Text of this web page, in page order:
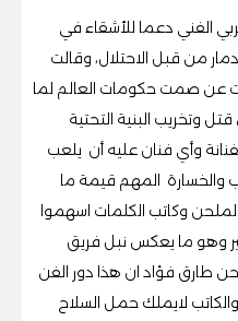
الفني دعما للأشقاء في
من قبل الاحتلال، وقالت
عن صمت حكومات العالم لما
وتخريب البنية التحتية
وأي فنان عليه أن يلعب
والخسارة المهم قيمة ما
وكاتب الكلمات اسهموا
وهو ما يعكس نبل فريق
طارق فؤاد ان هذا دور الفن
لايملك حمل السلاح